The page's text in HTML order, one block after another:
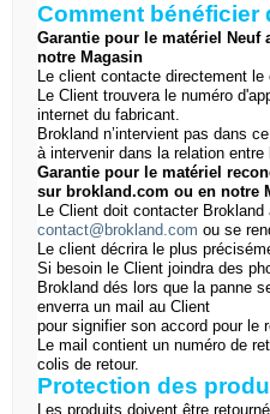
Comment bénéficier
Garantie pour le matériel Neuf
notre Magasin
Le client contacte directement
Le Client trouvera le numéro
internet du fabricant.
Brokland n’intervient pas dans
à intervenir dans la relation
Garantie pour le matériel
sur brokland.com ou en notre
Le Client doit contacter Brokland
contact@brokland.com ou se
Le client décrira le plus
Si besoin le Client joindra des
Brokland dés lors que la panne
enverra un mail au Client
pour signifier son accord pour le
Le mail contient un numéro de
colis de retour.
Protection des
Les produits doivent être